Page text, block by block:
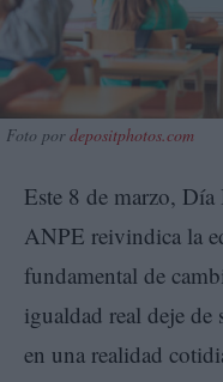
Foto pordepositphotos.com
Este 8 de marzo,
ANPE reivindica la
fundamental de
igualdad real deje
en una realidad